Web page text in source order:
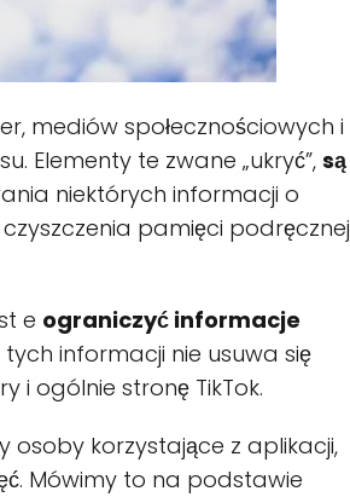
mediów społecznościowych i
Elementy te zwane „ukryć”, są
niektórych informacji o
pamięci podręcznej
e ograniczyć informacje
informacji nie usuwa się
i ogólnie stronę TikTok.
osoby korzystające z aplikacji,
Mówimy to na podstawie